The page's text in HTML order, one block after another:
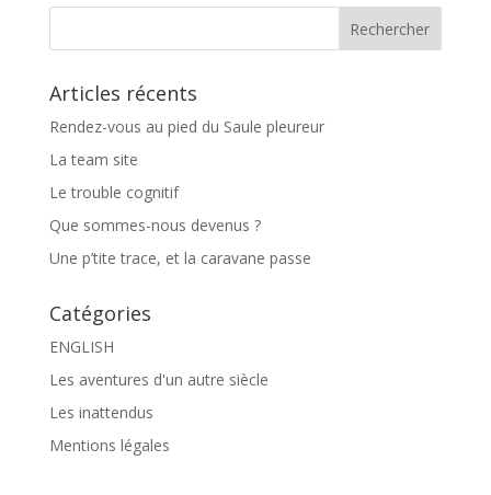
Articles récents
Rendez-vous au pied du Saule pleureur
La team site
Le trouble cognitif
Que sommes-nous devenus ?
Une p’tite trace, et la caravane passe
Catégories
ENGLISH
Les aventures d'un autre siècle
Les inattendus
Mentions légales